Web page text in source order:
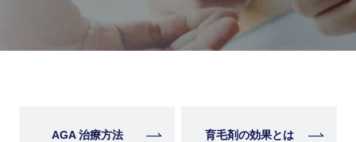
AGA 治療方法 育毛剤の効果とは